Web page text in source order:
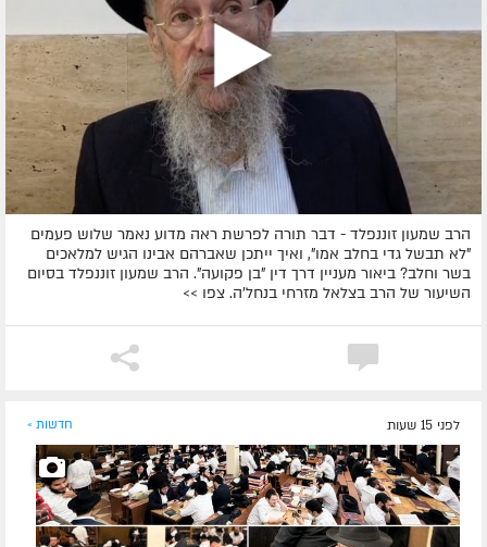
הרב שמעון זוננפלד - דבר תורה לפרשת ראה מדוע נאמר שלוש פעמים
"לא תבשל גדי בחלב אמו", ואיך ייתכן שאברהם אבינו הגיש למלאכים
בשר וחלב? ביאור מעניין דרך דין "בן פקועה". הרב שמעון זוננפלד בסיום
השיעור של הרב בצלאל מזרחי בנחל'ה. צפו >>
לפני 15 שעות חדשות »